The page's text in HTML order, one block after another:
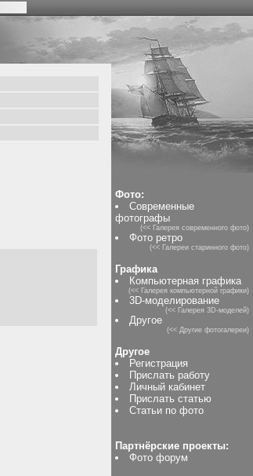
Фото:
Современные
фотографы
(<< Галерея современного фото)
Фото ретро
(<< Галереи старинного фото)
Графика
Компьютерная графика
(<< Галерея компьютерной графики)
3D-моделирование
(<< Галерея 3D-моделей)
Другое
(<< Другие фотогалереи)
Другое
Регистрация
Прислать работу
Личный кабинет
Прислать статью
Статьи по фото
Партнёрские проекты:
Фото форум